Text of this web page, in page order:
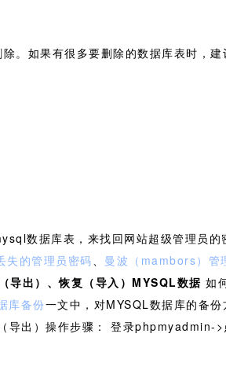
。如果有很多要删除的数据库表时，建
数据库表，来找回网站超级管理员的
失的管理员密码、 曼波（mambors）管
出）、恢复（导入）MYSQL数据 如
库备份一文中，对MYSQL数据库的备份
导出）操作步骤： 登录phpmyadmin->